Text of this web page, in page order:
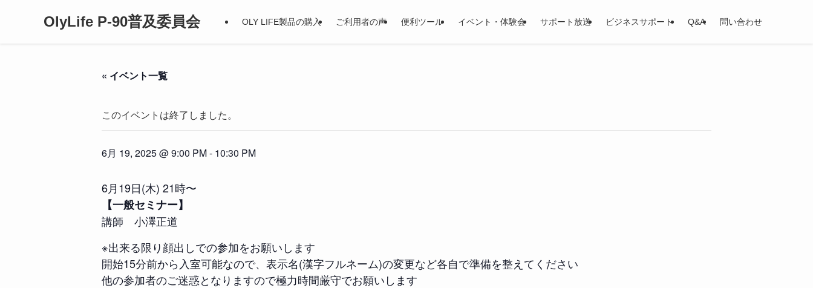
OlyLife P-90普及委員会 OLY LIFE製品の購入 ご利用者の声 便利ツール イベント・体験会 サポート放送 ビジネスサポート Q&A 問い合わせ
« イベント一覧
このイベントは終了しました。
6月 19, 2025 @ 9:00 PM- 10:30 PM
6月19日(木) 21時〜
【一般セミナー】
講師 小澤正道
※出来る限り顔出しでの参加をお願いします
開始15分前から入室可能なので、表示名(漢字フルネーム)の変更など各自で準備を整えてください
他の参加者のご迷惑となりますので極力時間厳守でお願いします